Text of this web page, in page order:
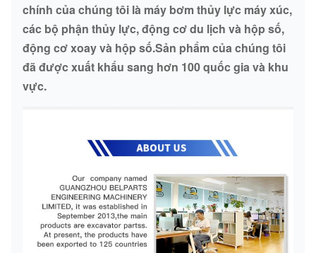
chính của chúng tôi là máy bơm thủy lực máy xúc,
các bộ phận thủy lực, động cơ du lịch và hộp số,
động cơ xoay và hộp số.Sản phẩm của chúng tôi
đã được xuất khẩu sang hơn 100 quốc gia và khu
vực.